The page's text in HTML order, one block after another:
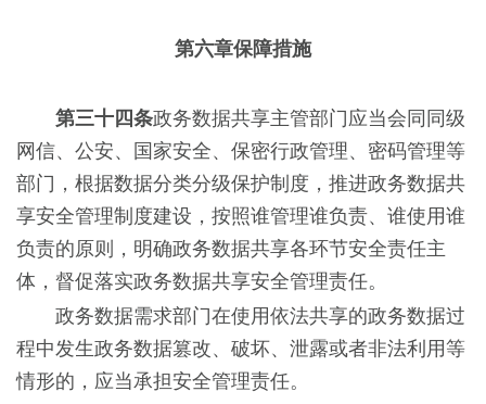
第六章保障措施
第三十四条政务数据共享主管部门应当会同同级
网信、公安、国家安全、保密行政管理、密码管理等
部门，根据数据分类分级保护制度，推进政务数据共
享安全管理制度建设，按照谁管理谁负责、谁使用谁
负责的原则，明确政务数据共享各环节安全责任主
体，督促落实政务数据共享安全管理责任。
政务数据需求部门在使用依法共享的政务数据过
程中发生政务数据篡改、破坏、泄露或者非法利用等
情形的，应当承担安全管理责任。